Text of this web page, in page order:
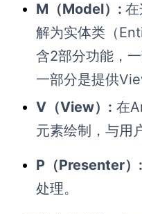
M（Model）:
解为实体类（
含2部分功能，
一部分是提供
V（View）: 在
元素绘制，与用
P（Presenter）:
处理。